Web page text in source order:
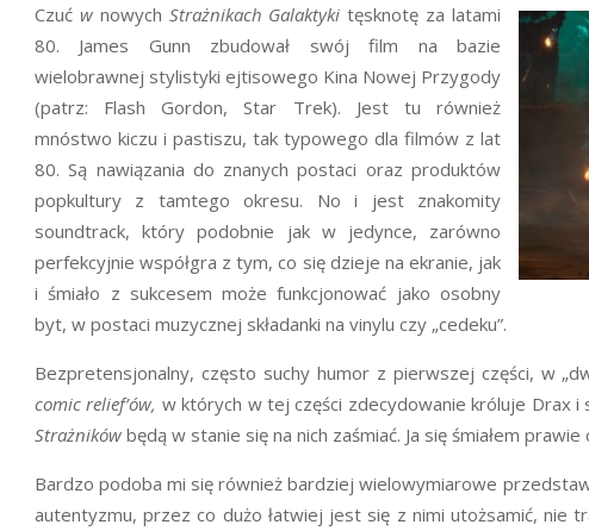
Czuć w nowych Strażnikach Galaktykitęsknotę za latami
80. James Gunn zbudował swój film na bazie
wielobrawnej stylistyki ejtisowego Kina Nowej Przygody
(patrz: Flash Gordon, Star Trek). Jest tu również
mnóstwo kiczu i pastiszu, tak typowego dla filmów z lat
80. Są nawiązania do znanych postaci oraz produktów
popkultury z tamtego okresu. No i jest znakomity
soundtrack, który podobnie jak w jedynce, zarówno
perfekcyjnie współgra z tym, co się dzieje na ekranie, jak
i śmiało z sukcesem może funkcjonować jako osobny
byt, w postaci muzycznej składanki na vinylu czy „cedeku”.
Bezpretensjonalny, często suchy humor z pierwszej części, w
comic relief’ów, w których w tej części zdecydowanie króluje Drax i
Strażników będą w stanie się na nich zaśmiać. Ja się śmiałem prawie
Bardzo podoba mi się również bardziej wielowymiarowe
autentyzmu, przez co dużo łatwiej jest się z nimi utożsamić, nie